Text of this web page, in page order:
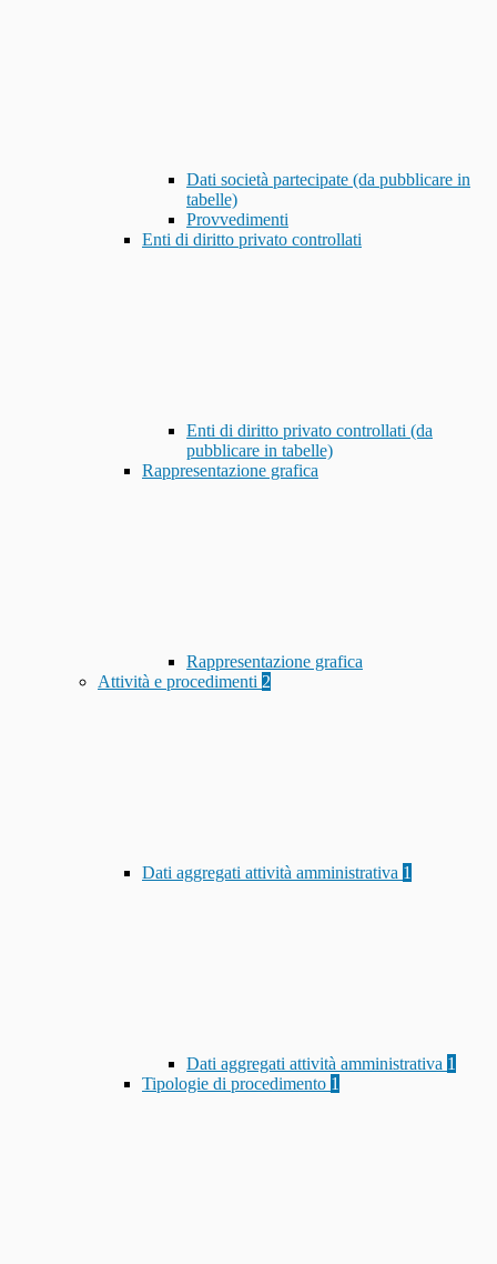
Dati società partecipate (da pubblicare in
tabelle)
Provvedimenti
Enti di diritto privato controllati
Enti di diritto privato controllati (da
pubblicare in tabelle)
Rappresentazione grafica
Rappresentazione grafica
Attività e procedimenti 2
Dati aggregati attività amministrativa 1
Dati aggregati attività amministrativa 1
Tipologie di procedimento 1